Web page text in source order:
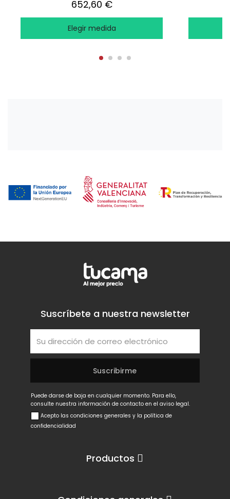
652,60 €
Elegir medida
Productos
Suscríbete a nuestra newsletter
Puede darse de baja en cualquier momento. Para ello,
consulte nuestra información de contacto en el aviso legal.
Acepto las condiciones generales y la política de
confidencialidad